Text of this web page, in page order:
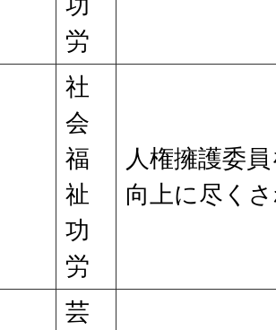
労
社
会
福
祉
功
労
人権擁護委
向上に尽く
芸